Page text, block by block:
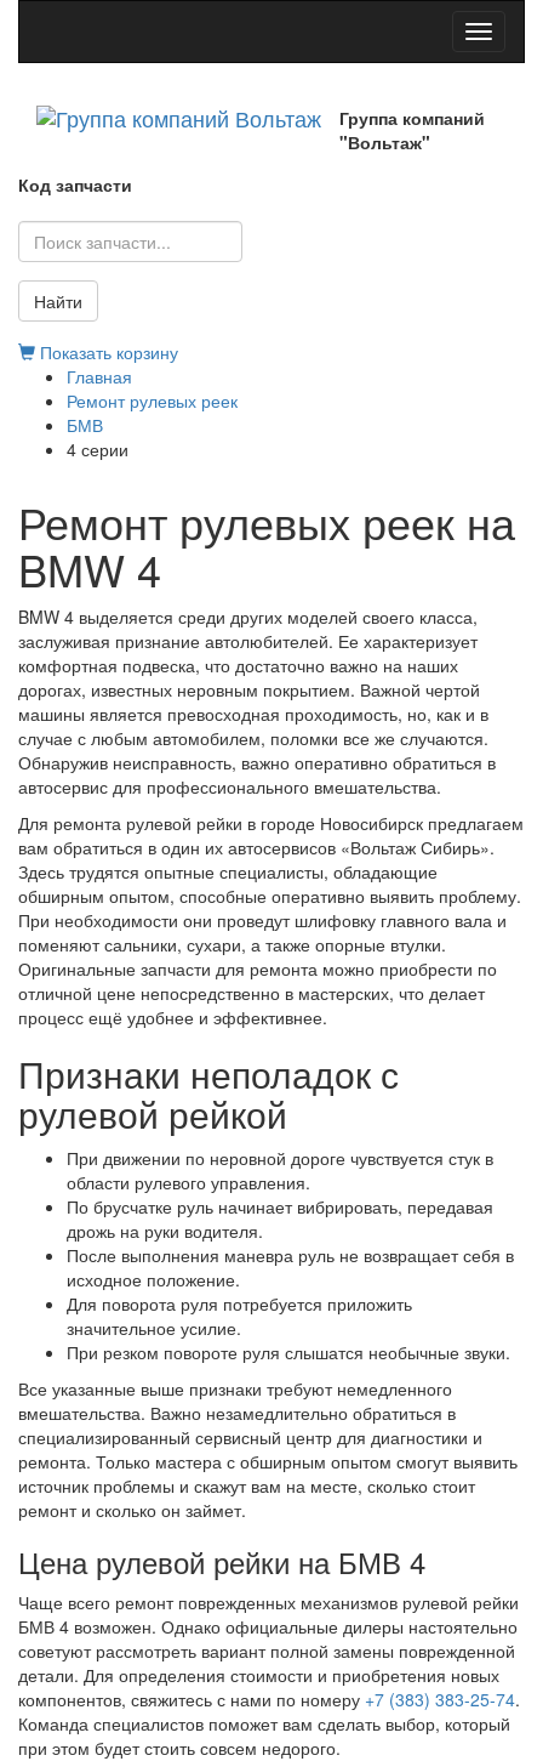
Toggle
Группа компаний
"Вольтаж"
Код запчасти
Найти
Показать корзину
Главная
Ремонт рулевых реек
БМВ
4 серии
Ремонт рулевых реек на
BMW 4
BMW 4 выделяется среди других моделей своего класса,
заслуживая признание автолюбителей. Ее характеризует
комфортная подвеска, что достаточно важно на наших
дорогах, известных неровным покрытием. Важной чертой
машины является превосходная проходимость, но, как и в
случае с любым автомобилем, поломки все же случаются.
Обнаружив неисправность, важно оперативно обратиться в
автосервис для профессионального вмешательства.
Для ремонта рулевой рейки в городе Новосибирск предлагаем
вам обратиться в один их автосервисов «Вольтаж Сибирь».
Здесь трудятся опытные специалисты, обладающие
обширным опытом, способные оперативно выявить проблему.
При необходимости они проведут шлифовку главного вала и
поменяют сальники, сухари, а также опорные втулки.
Оригинальные запчасти для ремонта можно приобрести по
отличной цене непосредственно в мастерских, что делает
процесс ещё удобнее и эффективнее.
Признаки неполадок с
рулевой рейкой
При движении по неровной дороге чувствуется стук в
области рулевого управления.
По брусчатке руль начинает вибрировать, передавая
дрожь на руки водителя.
После выполнения маневра руль не возвращает себя в
исходное положение.
Для поворота руля потребуется приложить
значительное усилие.
При резком повороте руля слышатся необычные звуки.
Все указанные выше признаки требуют немедленного
вмешательства. Важно незамедлительно обратиться в
специализированный сервисный центр для диагностики и
ремонта. Только мастера с обширным опытом смогут выявить
источник проблемы и скажут вам на месте, сколько стоит
ремонт и сколько он займет.
Цена рулевой рейки на БМВ 4
Чаще всего ремонт поврежденных механизмов рулевой рейки
БМВ 4 возможен. Однако официальные дилеры настоятельно
советуют рассмотреть вариант полной замены поврежденной
детали. Для определения стоимости и приобретения новых
компонентов, свяжитесь с нами по номеру +7 (383) 383-25-74.
Команда специалистов поможет вам сделать выбор, который
при этом будет стоить совсем недорого.